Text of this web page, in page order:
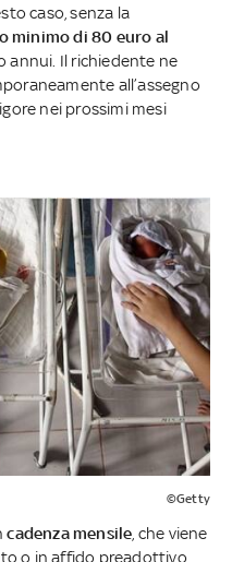
caso, senza la
minimo di 80 euro al
annui. Il richiedente ne
all’assegno
nei prossimi mesi
©Getty
cadenza mensile, che viene
o in affido preadottivo